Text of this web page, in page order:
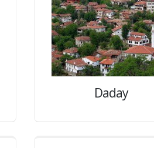
Daday